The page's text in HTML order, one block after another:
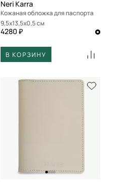
Neri Karra
Кожаная обложка для паспорта
9,5x13,5x0,5 см
4280 ₽
В КОРЗИНУ